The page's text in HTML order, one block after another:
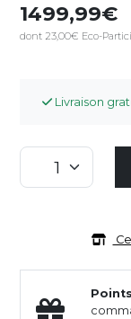
1499,99
dont 23,00€ Eco-
Livraison